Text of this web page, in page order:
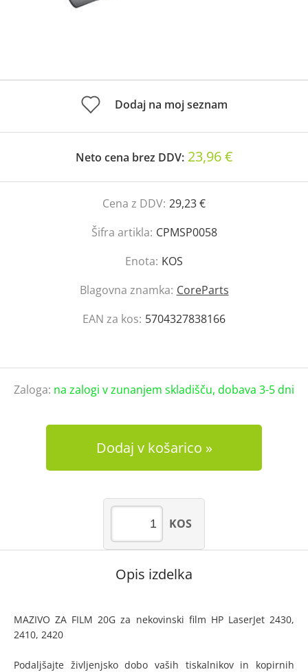
Dodaj na moj seznam
Neto cena brez DDV: 23,96 €
Cena z DDV: 29,23 €
Šifra artikla: CPMSP0058
Enota: KOS
Blagovna znamka: CoreParts
EAN za kos: 5704327838166
Zaloga: na zalogi v zunanjem skladišču, dobava 3-5 dni
Dodaj v košarico
KOS
Opis izdelka
MAZIVO ZA FILM 20G za nekovinski film HP LaserJet 2430,
2410, 2420
Podaljšajte življenjsko dobo vaših tiskalnikov in kopirnih